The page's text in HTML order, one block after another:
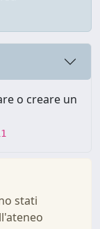
o creare un
stati